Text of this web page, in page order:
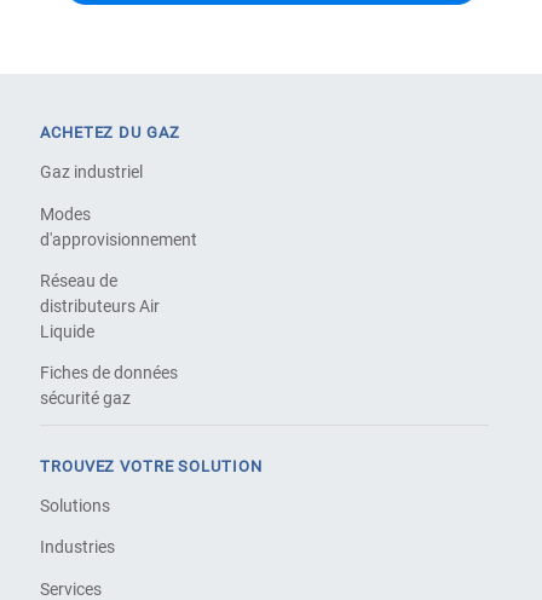
ACHETEZ DU GAZ
Gaz industriel
Modes
d'approvisionnement
Réseau de
distributeurs Air
Liquide
Fiches de données
sécurité gaz
TROUVEZ VOTRE SOLUTION
Solutions
Industries
Services